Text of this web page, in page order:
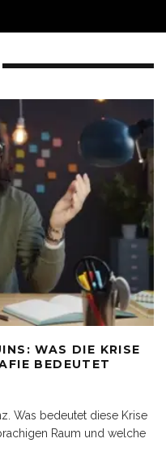
WAS DIE KRISE
BEDEUTET
Was bedeutet diese Krise
Raum und welche